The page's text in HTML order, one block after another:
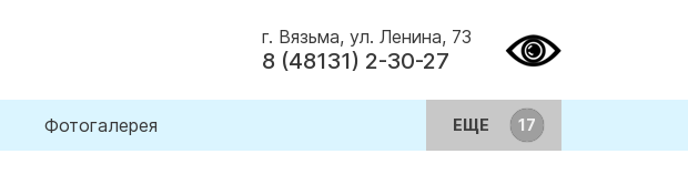
г. Вязьма, ул. Ленина, 73
8 (48131) 2-30-27
Фотогалерея ЕЩЕ